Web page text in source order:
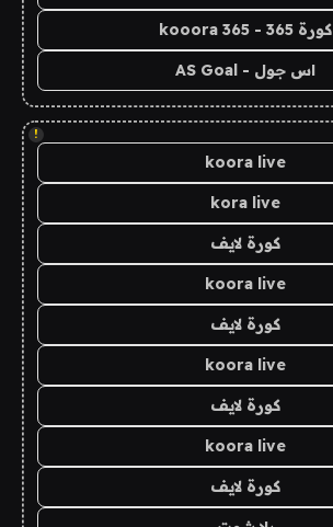
كورة 365 - kooora 365
اس جول - AS Goal
!
koora live
kora live
كورة لايف
koora live
كورة لايف
koora live
كورة لايف
koora live
كورة لايف